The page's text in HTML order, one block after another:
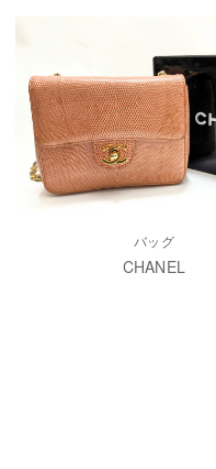
バッグ
CHANEL